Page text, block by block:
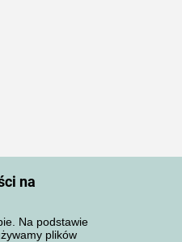
na
Na podstawie
plików